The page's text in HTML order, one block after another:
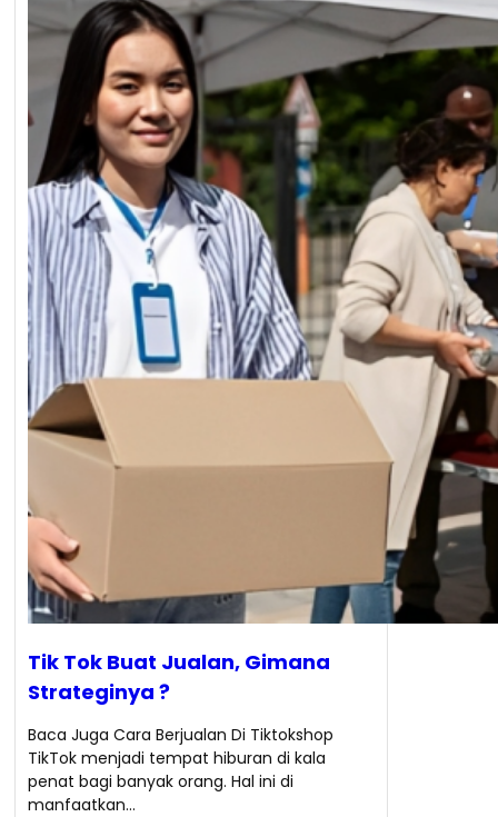
Tik Tok Buat Jualan, Gimana
Strateginya ?
Baca Juga Cara Berjualan Di Tiktokshop
TikTok menjadi tempat hiburan di kala
penat bagi banyak orang. Hal ini di
manfaatkan…